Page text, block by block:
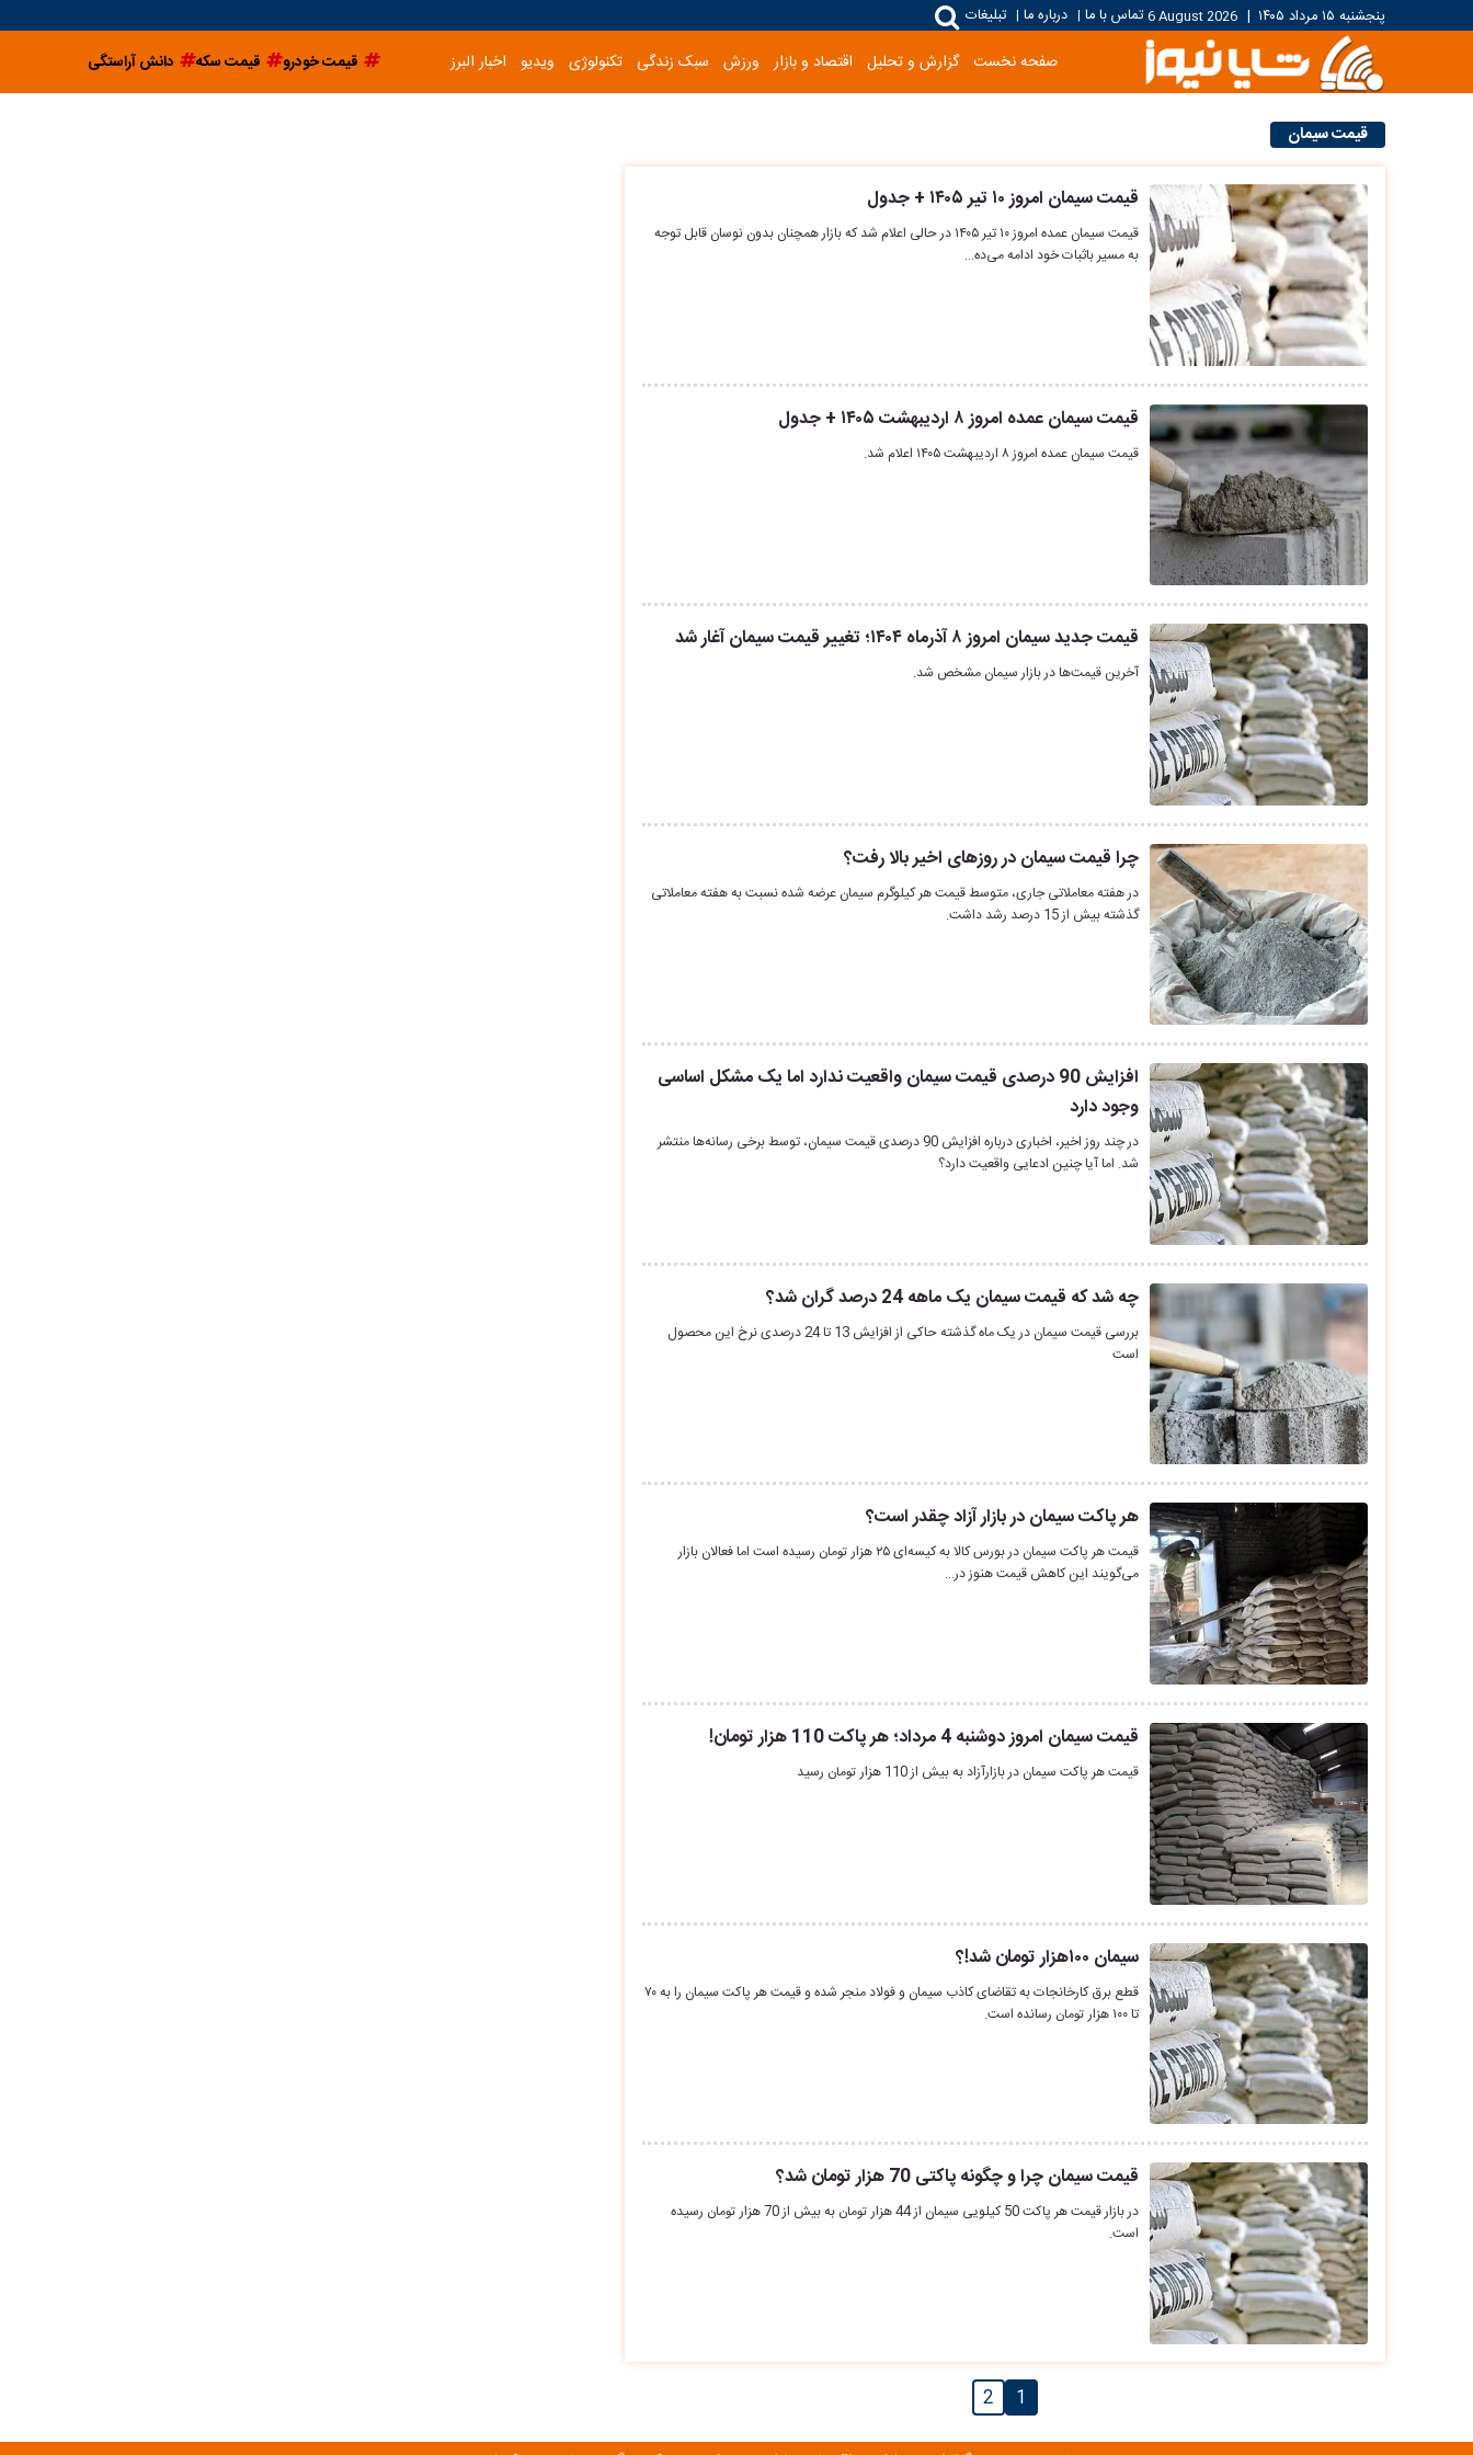
پنجشنبه ۱۵ مرداد ۱۴۰۵ |
6 August 2026تماس با ما | درباره ما | تبلیغات
صفحه نخست گزارش و تحلیل اقتصاد و بازار ورزش سبک زندگی تکنولوژی ویدیو اخبار البرز قیمت خودرو قیمت سکه دانش آراستگی
قیمت سیمان
قیمت سیمان امروز ۱۰ تیر ۱۴۰۵ + جدول
قیمت سیمان عمده امروز ۱۰ تیر ۱۴۰۵ در حالی اعلام شد که بازار همچنان بدون نوسان قابل توجه
به مسیر باثبات خود ادامه می‌ده…
قیمت سیمان عمده امروز ۸ اردیبهشت ۱۴۰۵ + جدول
قیمت سیمان عمده امروز ۸ اردیبهشت ۱۴۰۵ اعلام شد.
قیمت جدید سیمان امروز ۸ آذرماه ۱۴۰۴؛ تغییر قیمت سیمان آغار شد
آخرین قیمت‌ها در بازار سیمان مشخص شد.
چرا قیمت سیمان در روزهای اخیر بالا رفت؟
در هفته‌ معاملاتی جاری، متوسط قیمت هر کیلوگرم سیمان عرضه شده نسبت به هفته معاملاتی
گذشته بیش از 15 درصد رشد داشت.
افزایش 90 درصدی قیمت سیمان واقعیت ندارد اما یک مشکل اساسی
وجود دارد
در چند روز اخیر، اخباری درباره افزایش 90 درصدی قیمت سیمان، توسط برخی رسانه‌ها منتشر
شد. اما آیا چنین ادعایی واقعیت دارد؟
چه شد که قیمت سیمان یک ماهه 24 درصد گران شد؟
بررسی قیمت سیمان در یک ماه گذشته حاکی از افزایش 13 تا 24 درصدی نرخ این محصول
است
هر پاکت سیمان در بازار آزاد چقدر است؟
قیمت هر پاکت سیمان در بورس کالا به کیسه‌ای ۲۵ هزار تومان رسیده است اما فعالان بازار
می‌گویند این کاهش قیمت هنوز در…
قیمت سیمان امروز دوشنبه 4 مرداد؛ هر پاکت 110 هزار تومان!
قیمت هر پاکت سیمان در بازارآزاد به بیش از 110 هزار تومان رسید
سیمان ۱۰۰هزار تومان شد!؟
قطع برق کارخانجات به تقاضای کاذب سیمان و فولاد منجر شده و قیمت هر پاکت سیمان را به ۷۰
تا ۱۰۰ هزار تومان رسانده است.
قیمت سیمان چرا و چگونه پاکتی 70 هزار تومان شد؟
در بازار قیمت هر پاکت 50 کیلویی سیمان از 44 هزار تومان به بیش از 70 هزار تومان رسیده
است.
1
2